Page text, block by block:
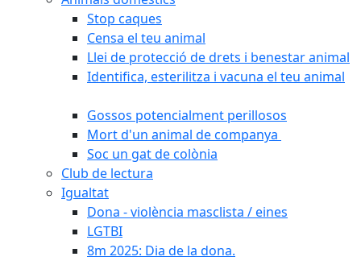
Stop caques
Censa el teu animal
Llei de protecció de drets i benestar animal
Identifica, esterilitza i vacuna el teu animal
Gossos potencialment perillosos
Mort d'un animal de companya
Soc un gat de colònia
Club de lectura
Igualtat
Dona - violència masclista / eines
LGTBI
8m 2025: Dia de la dona.